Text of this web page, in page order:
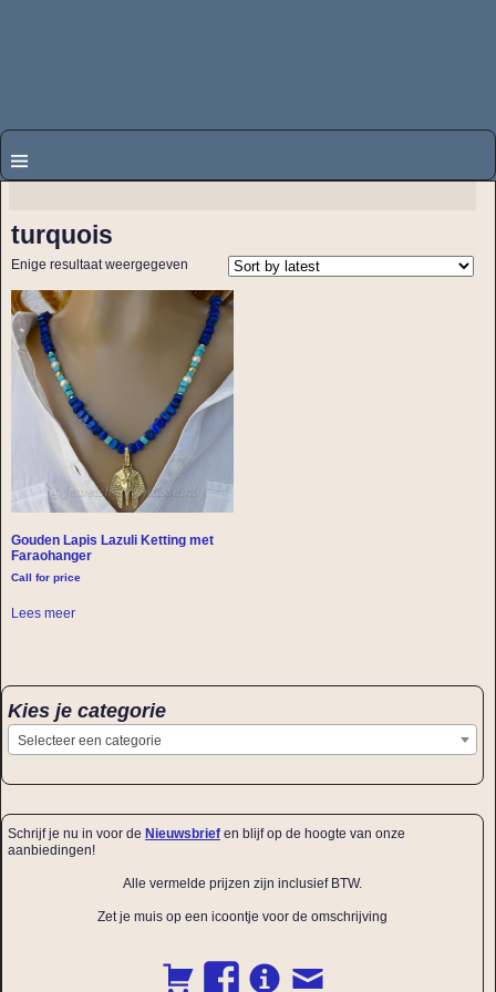
turquois
Enige resultaat weergegeven
Gouden Lapis Lazuli Ketting met
Faraohanger
Call for price
Lees meer
Kies je categorie
Selecteer een categorie
Schrijf je nu in voor de Nieuwsbrief en blijf op de hoogte van onze
aanbiedingen!
Alle vermelde prijzen zijn inclusief BTW.
Zet je muis op een icoontje voor de omschrijving